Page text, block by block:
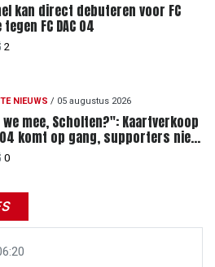
kan direct debuteren voor FC
FC DAC 04
2
NIEUWS / 05 augustus 2026
mee, Scholten?": Kaartverkoop
04 komt op gang, supporters niet
0